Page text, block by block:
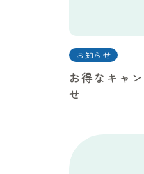
お知らせ
お得なキャ
せ